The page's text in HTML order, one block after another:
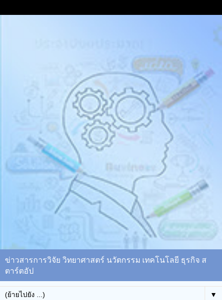
ข่าวสารการวิจัย วิทยาศาสตร์ นวัตกรรม เทคโนโลยี ธุรกิจ ส
ตาร์ตอัป
▼